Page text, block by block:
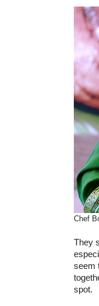
Chef
They
seem
spot.